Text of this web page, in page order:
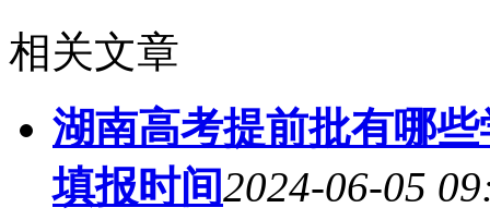
相关文章
湖南高考提前批有哪
填报时间2024-06-05